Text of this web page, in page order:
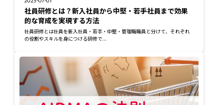
社員研修とは？新入社員から中堅・若手社員まで効果
的な育成を実現する方法
社員研修とは社員を新入社員・若手・中堅・管理職職員と分けて、それぞれ
の役割やスキルを身につける研修で...